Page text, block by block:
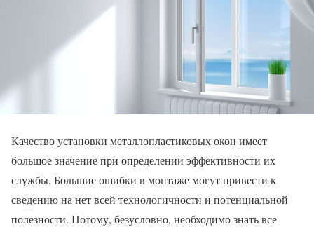
Качество установки металлопластиковых окон имеет
большое значение при определении эффективности их
службы. Большие ошибки в монтаже могут привести к
сведению на нет всей технологичности и потенциальной
полезности. Потому, безусловно, необходимо знать все